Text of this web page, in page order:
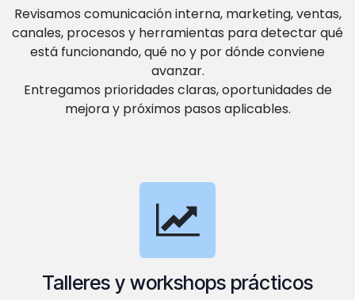
Revisamos comunicación interna, marketing, ventas,
canales, procesos y herramientas para detectar qué
está funcionando, qué no y por dónde conviene
avanzar.
Entregamos prioridades claras, oportunidades de
mejora y próximos pasos aplicables.
Talleres y workshops prácticos